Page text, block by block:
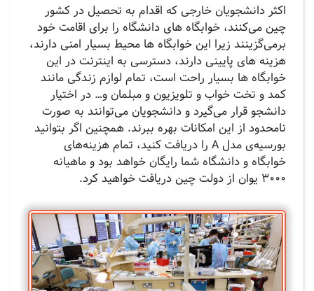
اکثر دانشجویان خارجی که اقدام به تحصیل در کشور
چین می‌کنند، خوابگاه های دانشگاه را برای اقامت خود
برمی‌گزینند زیرا این خوابگاه ها محیط بسیار امنی دارند،
هزینه های پایینی دارند، دسترسی به اینترنت در این
خوابگاه ها بسیار راحت است، تمام لوازم زندگی مانند
کمد و تخت خواب و تلویزیون و مبلمان و… در اختیار
دانشجو قرار می‌گیرد و دانشجویان می‌توانند به صورت
نامحدود از این امکانات بهره ببرند. همچنین اگر بتوانید
بورسیه‌ی مدل A را دریافت کنید، تمام هزینه‌های
خوابگاه و دانشگاه شما رایگان خواهد بود و ماهیانه
3000 یوان از دولت چین دریافت خواهید کرد.